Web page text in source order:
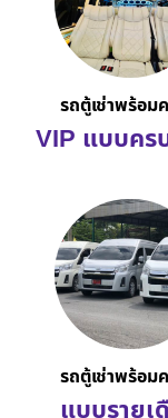
รถตู้เช่าพร้อม
VIP แบบคร
รถตู้เช่าพร้อม